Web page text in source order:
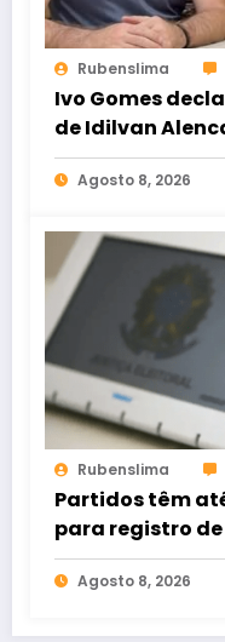
Rubenslima
Ivo Gomes
de Idilvan
federal
Agosto 8, 2026
Rubenslima
Partidos têm
para registro
tribunais
Agosto 8, 2026